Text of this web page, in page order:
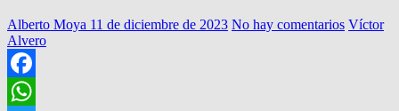
Alberto Moya 11 de diciembre de 2023 No hay comentarios Víctor
Alvero
Facebook